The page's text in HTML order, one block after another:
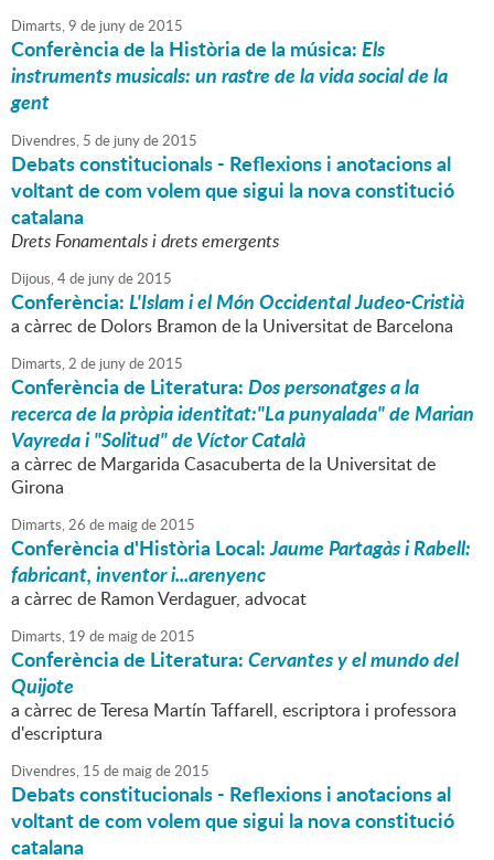
Dimarts,9 de junyde2015
Conferència de la Història de la música:Els
instruments musicals: un rastre de la vida social de la
gent
Divendres, 5 de junyde2015
Debats constitucionals - Reflexions i anotacions al
voltant de com volem que sigui la nova constitució
catalana
Drets Fonamentals i drets emergents
Dijous,4de junyde2015
Conferència:L'Islam i el Món Occidental Judeo-Cristià
a càrrec de Dolors Bramon de la Universitat de Barcelona
Dimarts,2 de junyde2015
Conferència de Literatura:Dos personatges a la
recerca de la pròpia identitat:"La punyalada" de Marian
Vayreda i "Solitud" de Víctor Català
a càrrec de Margarida Casacuberta de la Universitat de
Girona
Dimarts,26 de maigde2015
Conferència d'Història Local:Jaume Partagàs i Rabell:
fabricant, inventor i...arenyenc
a càrrec de Ramon Verdaguer, advocat
Dimarts, 19 de maigde2015
Conferència de Literatura:Cervantes y el mundo del
Quijote
a càrrec de Teresa Martín Taffarell, escriptora i professora
d'escriptura
Divendres, 15 de maigde2015
Debats constitucionals - Reflexions i anotacions al
voltant de com volem que sigui la nova constitució
catalana